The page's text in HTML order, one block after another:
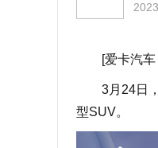
[爱卡汽车
3月24日，
型SUV。